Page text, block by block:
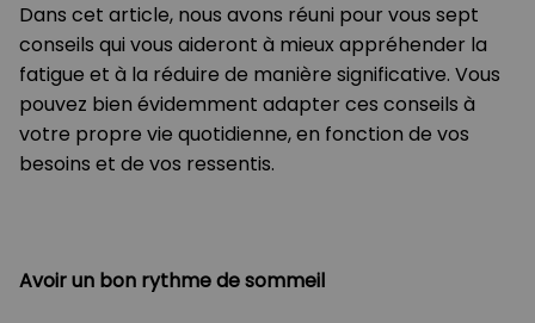
Dans cet article, nous avons réuni pour vous sept
conseils qui vous aideront à mieux appréhender la
fatigue et à la réduire de manière significative. Vous
pouvez bien évidemment adapter ces conseils à
votre propre vie quotidienne, en fonction de vos
besoins et de vos ressentis.
Avoir un bon rythme de sommeil